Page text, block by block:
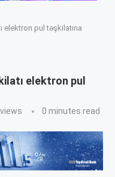
elektron pul təşkilatına
elektron pul
views 0 minutes read